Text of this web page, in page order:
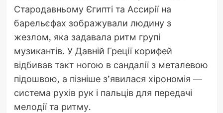
Стародавньому Єгипті та Ассирії на
барельєфах зображували людину з
жезлом, яка задавала ритм групі
музикантів. У Давній Греції корифей
відбивав такт ногою в сандалії з металевою
підошвою, а пізніше з’явилася хірономія —
система рухів рук і пальців для передачі
мелодії та ритму.